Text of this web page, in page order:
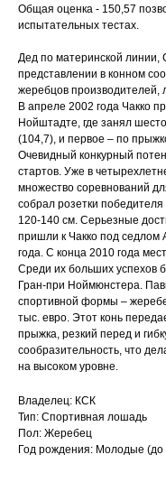
Общая оценка - 150,57
испытательных тестах.
Дед по материнской линии,
представлении в конном
жеребцов производителей,
В апреле 2002 года Чакко
Нойштадте, где занял
(104,7), и первое – по
Очевидный конкурный
стартов. Уже в
множество соревнований
собрал розетки
120-140 см. Серьезные
пришли к Чакко под седлом
года. С конца 2010 года
Среди их больших успехов
Гран-при Ноймюнстера.
спортивной формы –
тыс. евро. Этот конь
прыжка, резкий перед и
сообразительность, что
на высоком уровне.
Владелец: КСК
Тип: Спортивная лошадь
Пол: Жеребец
Год рождения: Молодые (до